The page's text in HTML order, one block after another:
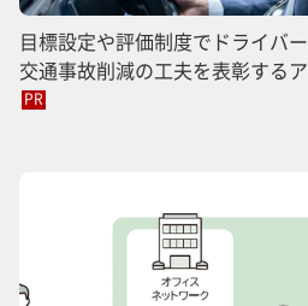
目標設定や評価制度でドライバ
交通事故削減の工夫を表彰する
PR